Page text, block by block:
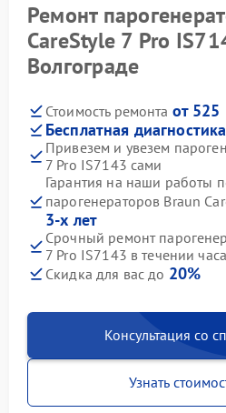
Ремонт
CareStyle 7 Pro
Волгограде
Стоимость ремонта от 525
Бесплатная диагностика
Привезем и увезем
7 Pro IS7143 сами
Гарантия на наши работы
парогенераторов Braun
3-х лет
Срочный ремонт
7 Pro IS7143 в течении часа
Скидка для вас до 20%
Консультация со
Узнать